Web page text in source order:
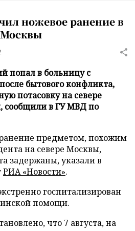
ножевое ранение в
Москвы
попал в больницу с
бытового конфликта,
потасовку на севере
сообщили в ГУ МВД по
предметом, похожим
на севере Москвы,
задержаны, указали в
РИА «Новости».
госпитализирован
помощи.
что 7 августа, на